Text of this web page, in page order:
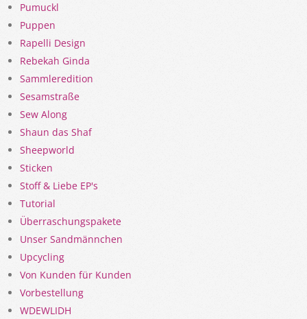
Pumuckl
Puppen
Rapelli Design
Rebekah Ginda
Sammleredition
Sesamstraße
Sew Along
Shaun das Shaf
Sheepworld
Sticken
Stoff & Liebe EP's
Tutorial
Überraschungspakete
Unser Sandmännchen
Upcycling
Von Kunden für Kunden
Vorbestellung
WDEWLIDH